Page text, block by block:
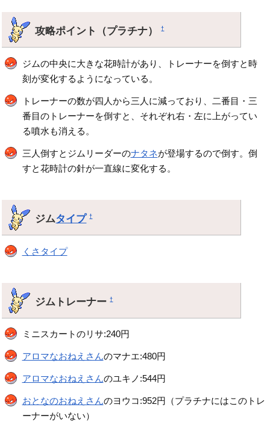
攻略ポイント（プラチナ）†
ジムの中央に大きな花時計があり、トレーナーを倒すと時
刻が変化するようになっている。
トレーナーの数が四人から三人に減っており、二番目・三
番目のトレーナーを倒すと、それぞれ右・左に上がってい
る噴水も消える。
三人倒すとジムリーダーのナタネが登場するので倒す。倒
すと花時計の針が一直線に変化する。
ジムタイプ †
くさタイプ
ジムトレーナー†
ミニスカートのリサ:240円
アロマなおねえさんのマナエ:480円
アロマなおねえさんのユキノ:544円
おとなのおねえさんのヨウコ:952円（プラチナにはこのトレ
ーナーがいない）